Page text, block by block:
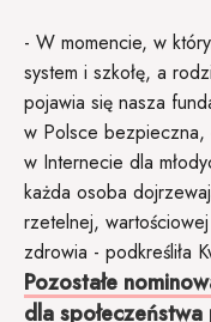
- W momencie, w
system i szkołę, a
pojawia się nasza
w Polsce bezpieczna,
w Internecie dla
każda osoba
rzetelnej,
zdrowia - podkreśliła
Pozostałe
dla społeczeństwa